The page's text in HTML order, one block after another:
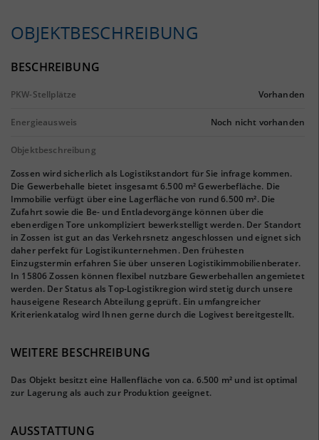
OBJEKTBESCHREIBUNG
BESCHREIBUNG
PKW-Stellplätze Vorhanden
Energieausweis Noch nicht vorhanden
Objektbeschreibung
Zossen wird sicherlich als Logistikstandort für Sie infrage kommen.
Die Gewerbehalle bietet insgesamt 6.500 m² Gewerbefläche. Die
Immobilie verfügt über eine Lagerfläche von rund 6.500 m². Die
Zufahrt sowie die Be- und Entladevorgänge können über die
ebenerdigen Tore unkompliziert bewerkstelligt werden. Der Standort
in Zossen ist gut an das Verkehrsnetz angeschlossen und eignet sich
daher perfekt für Logistikunternehmen. Den frühesten
Einzugstermin erfahren Sie über unseren Logistikimmobilienberater.
In 15806 Zossen können flexibel nutzbare Gewerbehallen angemietet
werden. Der Status als Top-Logistikregion wird stetig durch unsere
hauseigene Research Abteilung geprüft. Ein umfangreicher
Kriterienkatalog wird Ihnen gerne durch die Logivest bereitgestellt.
WEITERE BESCHREIBUNG
Das Objekt besitzt eine Hallenfläche von ca. 6.500 m² und ist optimal
zur Lagerung als auch zur Produktion geeignet.
AUSSTATTUNG